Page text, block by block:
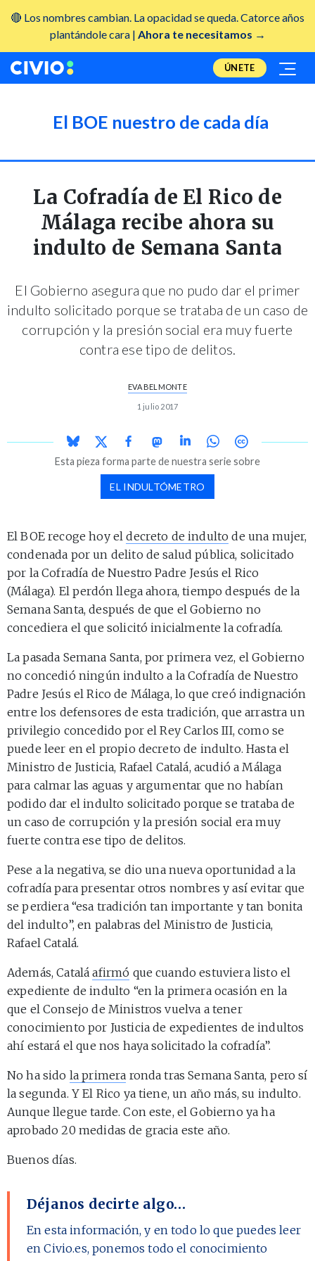
🔴 Los nombres cambian. La opacidad se queda. Catorce años
plantándole cara | Ahora te necesitamos →
ÚNETE
El BOE nuestro de cada día
La Cofradía de El Rico de
Málaga recibe ahora su
indulto de Semana Santa
El Gobierno asegura que no pudo dar el primer
indulto solicitado porque se trataba de un caso de
corrupción y la presión social era muy fuerte
contra ese tipo de delitos.
EVA BELMONTE
1 julio 2017
Esta pieza forma parte de nuestra serie sobre
EL INDULTÓMETRO
El BOE recoge hoy eldecreto de indulto de una mujer,
condenada por un delito de salud pública, solicitado
por la Cofradía de Nuestro Padre Jesús el Rico
(Málaga). El perdón llega ahora, tiempo después de la
Semana Santa, después de que el Gobierno no
concediera el que solicitó inicialmente la cofradía.
La pasada Semana Santa, por primera vez, el Gobierno
no concedió ningún indulto a la Cofradía de Nuestro
Padre Jesús el Rico de Málaga, lo que creó indignación
entre los defensores de esta tradición, que arrastra un
privilegio concedido por el Rey Carlos III, como se
puede leer en el propio decreto de indulto. Hasta el
Ministro de Justicia, Rafael Catalá, acudió a Málaga
para calmar las aguas y argumentar que no habían
podido dar el indulto solicitado porque se trataba de
un caso de corrupción y la presión social era muy
fuerte contra ese tipo de delitos.
Pese a la negativa, se dio una nueva oportunidad a la
cofradía para presentar otros nombres y así evitar que
se perdiera “esa tradición tan importante y tan bonita
del indulto”, en palabras del Ministro de Justicia,
Rafael Catalá.
Además, Cataláafirmó que cuando estuviera listo el
expediente de indulto “en la primera ocasión en la
que el Consejo de Ministros vuelva a tener
conocimiento por Justicia de expedientes de indultos
ahí estará el que nos haya solicitado la cofradía”.
No ha sido la primera ronda tras Semana Santa, pero sí
la segunda. Y El Rico ya tiene, un año más, su indulto.
Aunque llegue tarde. Con este, el Gobierno ya ha
aprobado 20 medidas de gracia este año.
Buenos días.
Déjanos decirte algo…
En esta información, y en todo lo que puedes leer
en Civio.es, ponemos todo el conocimiento